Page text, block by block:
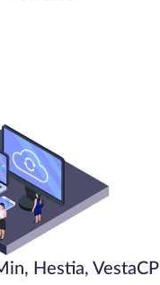
Hestia, VestaCP